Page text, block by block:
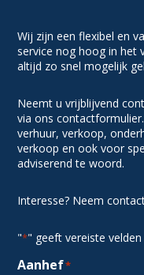
Wij zijn een flexibel en
service nog hoog in het
altijd zo snel mogelijk
Neemt u vrijblijvend
via ons
verhuur, verkoop,
verkoop en ook voor
adviserend te woord.
Interesse? Neem
"*" geeft vereiste velden
Aanhef*